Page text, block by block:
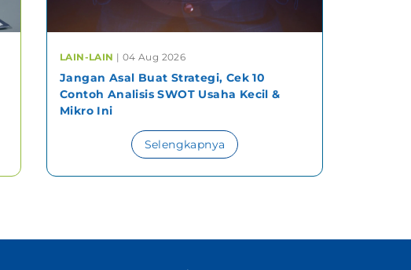
LAIN-LAIN | 04 Aug 2026
Jangan Asal Buat Strategi, Cek 10
Contoh Analisis SWOT Usaha Kecil &
Mikro Ini
Selengkapnya